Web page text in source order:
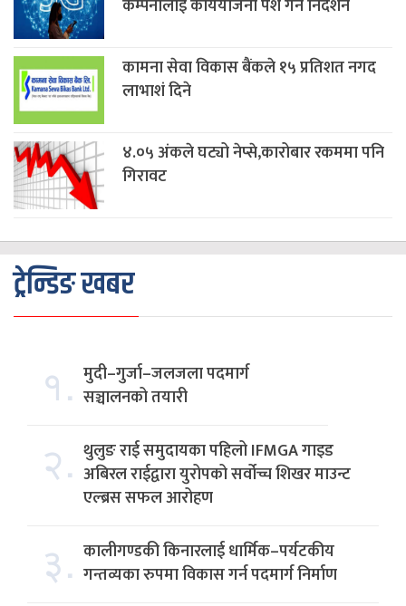
कम्पनीलाई कार्ययोजना पेश गर्न निर्देशन
कामना सेवा विकास बैंकले १५ प्रतिशत नगद
लाभाशं दिने
४.०५ अंकले घट्यो नेप्से,कारोबार रकममा पनि
गिरावट
ट्रेन्डिङ खबर
१. मुदी–गुर्जा–जलजला पदमार्ग
सञ्चालनको तयारी
२. थुलुङ राई समुदायका पहिलो IFMGA गाइड
अबिरल राईद्वारा युरोपको सर्वोच्च शिखर माउन्ट
एल्ब्रस सफल आरोहण
३. कालीगण्डकी किनारलाई धार्मिक–पर्यटकीय
गन्तव्यका रुपमा विकास गर्न पदमार्ग निर्माण